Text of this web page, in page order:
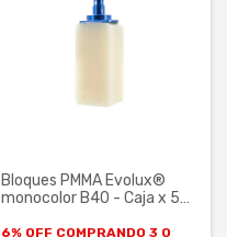
Bloques PMMA Evolux®
monocolor B40 - Caja x 5
6% OFF COMPRANDO 3 O